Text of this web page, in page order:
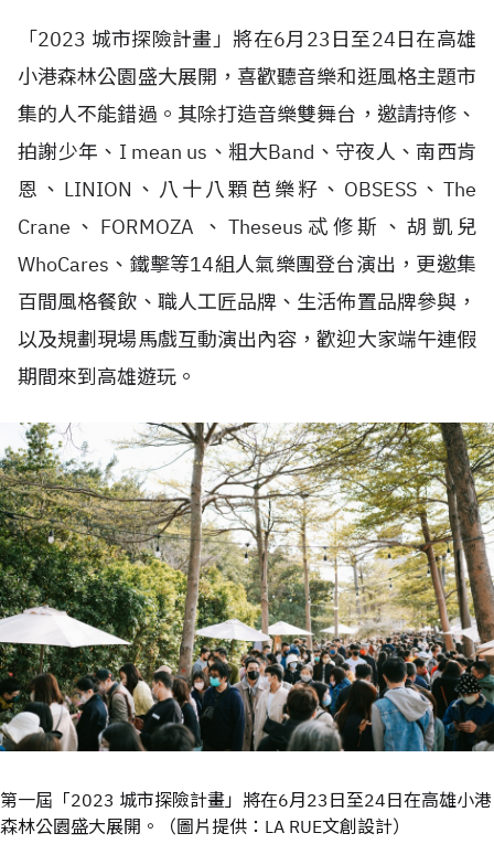
「2023 城市探險計畫」將在6月23日至24日在高雄
小港森林公園盛大展開，喜歡聽音樂和逛風格主題市
集的人不能錯過。其除打造音樂雙舞台，邀請持修、
拍謝少年、I mean us、粗大Band、守夜人、南西肯
恩、LINION、八十八顆芭樂籽、OBSESS、The
Crane、FORMOZA 、Theseus忒修斯、胡凱兒
WhoCares、鐵擊等14組人氣樂團登台演出，更邀集
百間風格餐飲、職人工匠品牌、生活佈置品牌參與，
以及規劃現場馬戲互動演出內容，歡迎大家端午連假
期間來到高雄遊玩。
第一屆「2023 城市探險計畫」將在6月23日至24日在高雄小港
森林公園盛大展開。（圖片提供：LA RUE文創設計）